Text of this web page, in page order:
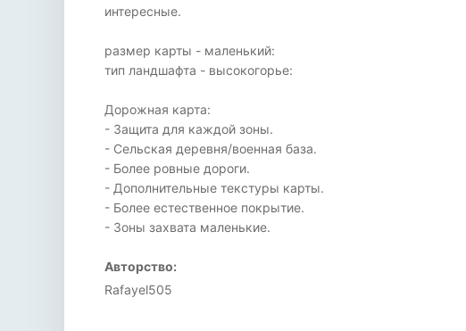
интересные.
размер карты - маленький:
тип ландшафта - высокогорье:
Дорожная карта:
- Защита для каждой зоны.
- Сельская деревня/военная база.
- Более ровные дороги.
- Дополнительные текстуры карты.
- Более естественное покрытие.
- Зоны захвата маленькие.
Авторство:
Rafayel505